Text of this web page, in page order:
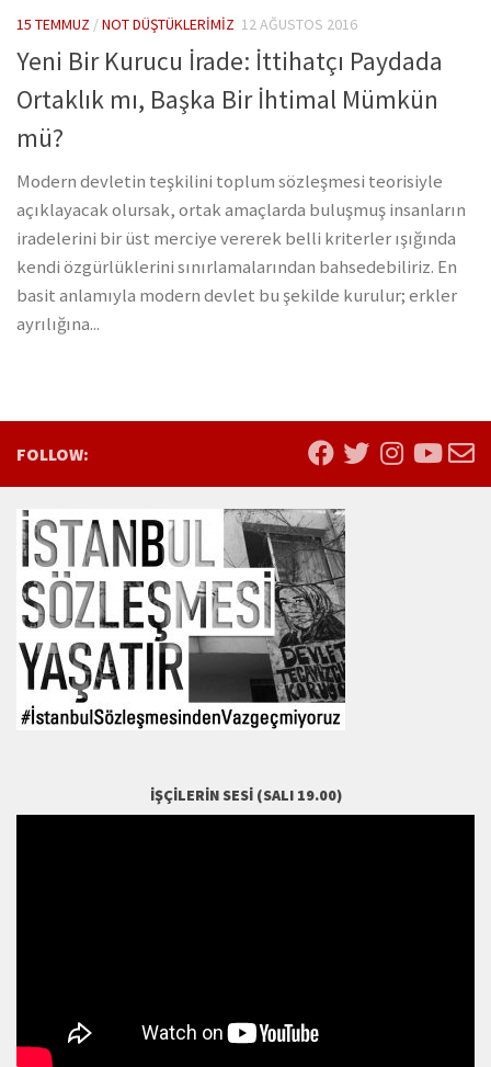
15 TEMMUZ /NOT DÜŞTÜKLERIMIZ 12 AĞUSTOS 2016
Yeni Bir Kurucu İrade: İttihatçı Paydada
Ortaklık mı, Başka Bir İhtimal Mümkün
mü?
Modern devletin teşkilini toplum sözleşmesi teorisiyle
açıklayacak olursak, ortak amaçlarda buluşmuş insanların
iradelerini bir üst merciye vererek belli kriterler ışığında
kendi özgürlüklerini sınırlamalarından bahsedebiliriz. En
basit anlamıyla modern devlet bu şekilde kurulur; erkler
ayrılığına...
FOLLOW:
İŞÇILERIN SESI (SALI 19.00)